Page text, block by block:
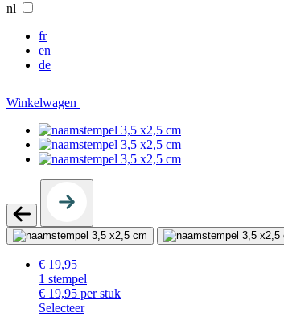
nl
fr
en
de
Winkelwagen
€ 19,95
1 stempel
€ 19,95 per stuk
Selecteer